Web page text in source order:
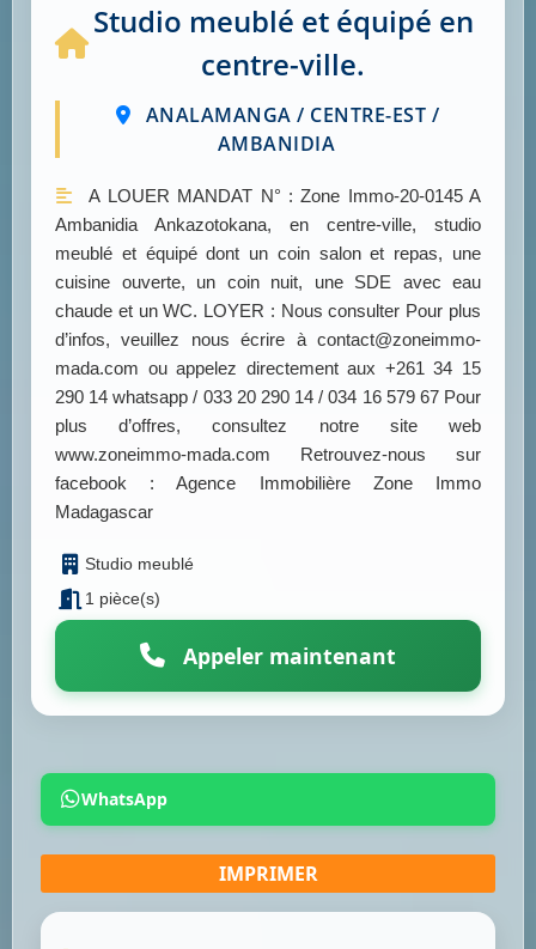
Studio meublé et équipé en
centre-ville.
ANALAMANGA / CENTRE-EST /
AMBANIDIA
A LOUER MANDAT N° : Zone Immo-20-0145 A
Ambanidia Ankazotokana, en centre-ville, studio
meublé et équipé dont un coin salon et repas, une
cuisine ouverte, un coin nuit, une SDE avec eau
chaude et un WC. LOYER : Nous consulter Pour plus
d’infos, veuillez nous écrire à contact@zoneimmo-
mada.com ou appelez directement aux +261 34 15
290 14 whatsapp / 033 20 290 14 / 034 16 579 67 Pour
plus d’offres, consultez notre site web
www.zoneimmo-mada.com Retrouvez-nous sur
facebook : Agence Immobilière Zone Immo
Madagascar
Studio meublé
1 pièce(s)
Appeler maintenant
WhatsApp